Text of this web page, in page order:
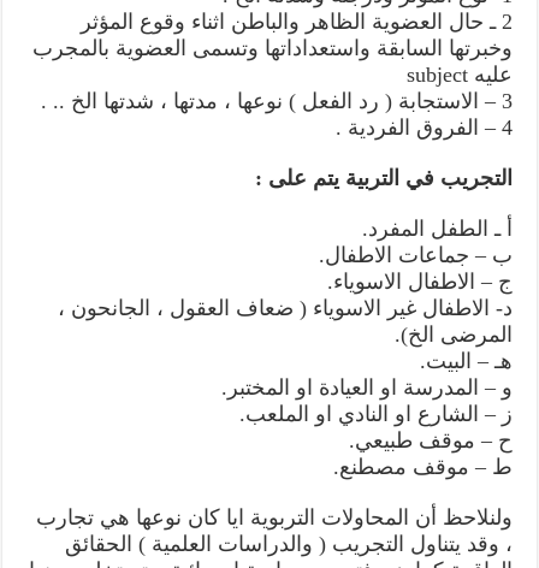
2 ـ حال العضوية الظاهر والباطن اثناء وقوع المؤثر
وخبرتها السابقة واستعداداتها وتسمى العضوية بالمجرب
عليه subject
3 – الاستجابة ( رد الفعل ) نوعها ، مدتها ، شدتها الخ .. .
4 – الفروق الفردية .
التجريب في التربية يتم على :
أ ـ الطفل المفرد.
ب – جماعات الاطفال.
ج – الاطفال الاسوياء.
د- الاطفال غير الاسوياء ( ضعاف العقول ، الجانحون ،
المرضى الخ).
هـ – البيت.
و – المدرسة او العيادة او المختبر.
ز – الشارع او النادي او الملعب.
ح – موقف طبيعي.
ط – موقف مصطنع.
ولنلاحظ أن المحاولات التربوية ايا كان نوعها هي تجارب
، وقد يتناول التجريب ( والدراسات العلمية ) الحقائق